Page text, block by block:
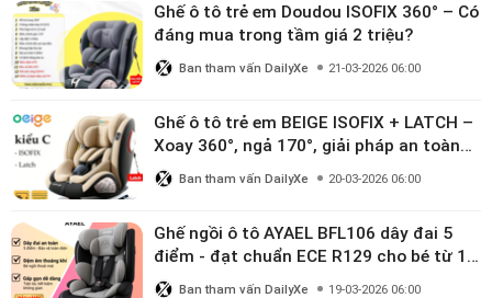
Ghế ô tô trẻ em Doudou ISOFIX 360° – Có
đáng mua trong tầm giá 2 triệu?
Ban tham vấn DailyXe 21-03-2026 06:00
Ghế ô tô trẻ em BEIGE ISOFIX + LATCH –
Xoay 360°, ngả 170°, giải pháp an toàn
linh hoạt cho bé 0–10 tuổi
Ban tham vấn DailyXe 20-03-2026 06:00
Ghế ngồi ô tô AYAEL BFL106 dây đai 5
điểm - đạt chuẩn ECE R129 cho bé từ 1–
10 tuổi
Ban tham vấn DailyXe 19-03-2026 06:00